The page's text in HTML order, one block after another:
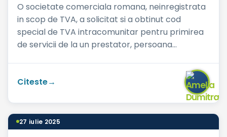
O societate comerciala romana, neinregistrata
in scop de TVA, a solicitat si a obtinut cod
special de TVA intracomunitar pentru primirea
de servicii de la un prestator, persoana
Citeste
27 iulie 2025